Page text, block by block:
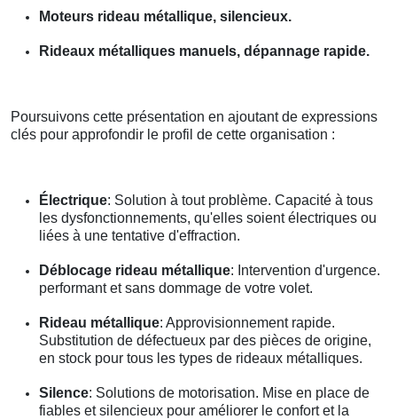
Moteurs rideau métallique, silencieux.
Rideaux métalliques manuels, dépannage rapide.
Poursuivons cette présentation en ajoutant de expressions
clés pour approfondir le profil de cette organisation :
Électrique: Solution à tout problème. Capacité à tous
les dysfonctionnements, qu'elles soient électriques ou
liées à une tentative d'effraction.
Déblocage rideau métallique: Intervention d'urgence.
performant et sans dommage de votre volet.
Rideau métallique: Approvisionnement rapide.
Substitution de défectueux par des pièces de origine,
en stock pour tous les types de rideaux métalliques.
Silence: Solutions de motorisation. Mise en place de
fiables et silencieux pour améliorer le confort et la